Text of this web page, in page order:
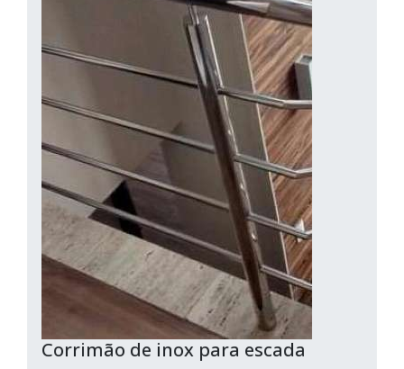
Corrimão de inox para escada